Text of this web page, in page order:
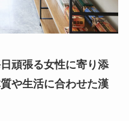
頑張る女性に寄り添
や生活に合わせた漢